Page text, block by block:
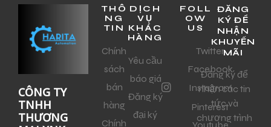
CÔNG TY
TNHH
THƯƠNG
THÔ
NG
TIN
Chính
sách
bán
hàng
Chính
DỊCH
VỤ
KHÁC
HÀNG
Yêu cầu
báo giá
Đăng ký
đại ký
FOLL
OW
US
Twitter
Facebook
Instagram
Pinterest
ĐĂNG
KÝ ĐỂ
NHẬN
KHUYẾN
MÃI
Đăng ký để
nhận các tin
tức và
chương trình